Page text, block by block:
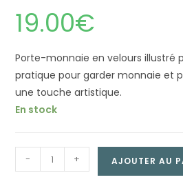
19.00€
Porte-monnaie en velours illustré
pratique pour garder monnaie et
une touche artistique.
En stock
monnaie
- + AJOUTER AU